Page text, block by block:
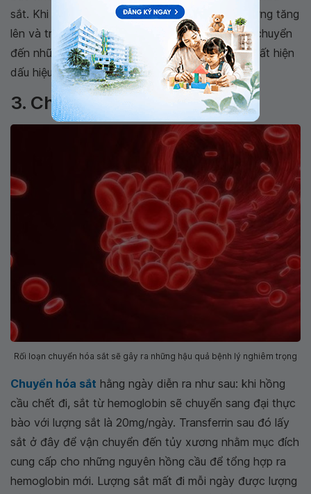
sắt. Khi quá tải sắt, lượng sắt có trong huyết tương tăng
lên và transferrin bão hòa, do đó sắt được vận chuyển
đến những nhu mô gan, tim, tuyến nội tiết làm xuất hiện
dấu hiệu ứ đọng sắt.
3. Chuyển hóa sắt
Rối loạn chuyển hóa sắt sẽ gây ra những hậu quả bệnh lý nghiêm trọng
Chuyển hóa sắt hằng ngày diễn ra như sau: khi hồng
cầu chết đi, sắt từ hemoglobin sẽ chuyển sang đại thực
bào với lượng sắt là 20mg/ngày. Transferrin sau đó lấy
sắt ở đây để vận chuyển đến tủy xương nhằm mục đích
cung cấp cho những nguyên hồng cầu để tổng hợp ra
hemoglobin mới. Lượng sắt mất đi mỗi ngày được lượng